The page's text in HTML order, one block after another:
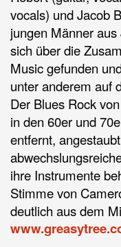
vocals) und Jacob
jungen Männer
sich über die
Music gefunden
unter anderem auf
Der Blues Rock
in den 60er und
entfernt,
ihre Instrumente
Stimme von
deutlich aus dem